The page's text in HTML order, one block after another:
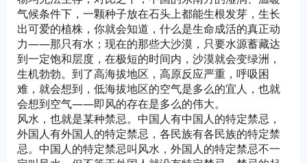
气候条件下，一颗种子放在石头上都能生根发芽，生长
出可爱的植株，你就会知道，什么是生命成活的真正动
力——那只有水；现在的那些大沙漠，只要水源蓄藏达
到一定饱和层度，在极短的时间内，沙漠就会变绿洲，
生机勃勃。到了高海拔地区，高原反应严重，呼吸困
难，就会想到，低海拔地区的空气是多么的宜人，也就
会想到空气——即风的存在是多么的伟大。
风水，也就是某种禁忌。中国人有中国人的特定禁忌，
外国人有外国人的特定禁忌，各民族有各民族的特定禁
忌。中国人的特定禁忌叫风水，外国人的特定禁忌不一